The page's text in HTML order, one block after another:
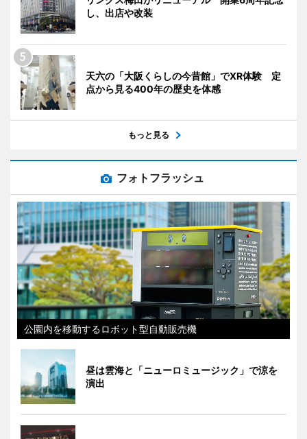
し、出店や改装
天六の「大阪くらしの今昔館」でXR体験 定
点から見る400年の歴史を体感
もっと見る
フォトフラッシュ
公園内を移動するロボット型自動販売機
昼は雲海と「ニューロミュージック」で涼を
演出